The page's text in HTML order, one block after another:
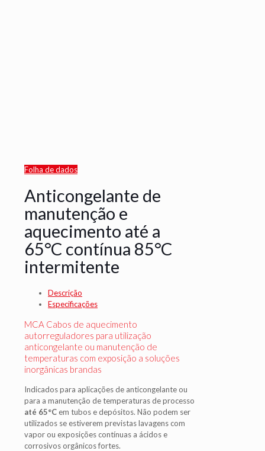
Folha de dados
Anticongelante de
manutenção e
aquecimento até a
65°C contínua 85°C
intermitente
Descrição
Especificações
MCA Cabos de aquecimento
autorreguladores para utilização
anticongelante ou manutenção de
temperaturas com exposição a soluções
inorgânicas brandas
Indicados para aplicações de anticongelante ou
para a manutenção de temperaturas de processo
até 65°Cem tubos e depósitos. Não podem ser
utilizados se estiverem previstas lavagens com
vapor ou exposições contínuas a ácidos e
corrosivos orgânicos fortes.